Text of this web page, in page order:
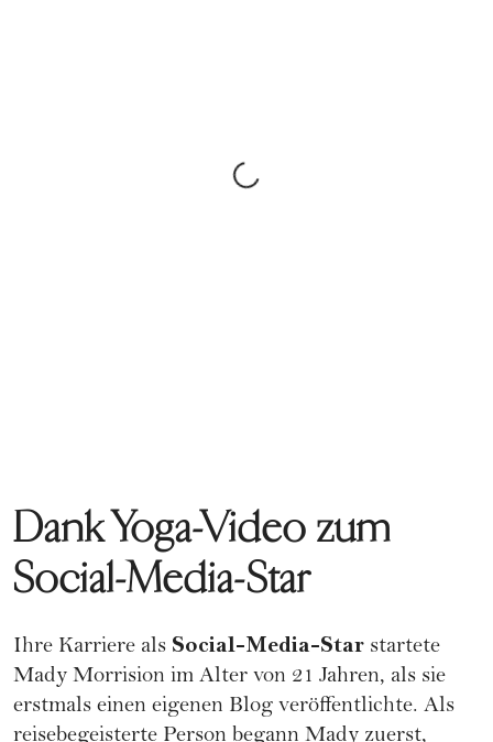
Dank Yoga-Video zum
Social-Media-Star
Ihre Karriere als Social-Media-Star startete
Mady Morrision im Alter von 21 Jahren, als sie
erstmals einen eigenen Blog veröffentlichte. Als